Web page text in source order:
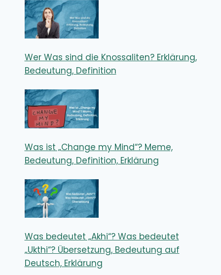
Wer Was sind die Knossaliten? Erklärung,
Bedeutung, Definition
Was ist „Change my Mind“? Meme,
Bedeutung, Definition, Erklärung
Was bedeutet „Akhi“? Was bedeutet
„Ukthi“? Übersetzung, Bedeutung auf
Deutsch, Erklärung